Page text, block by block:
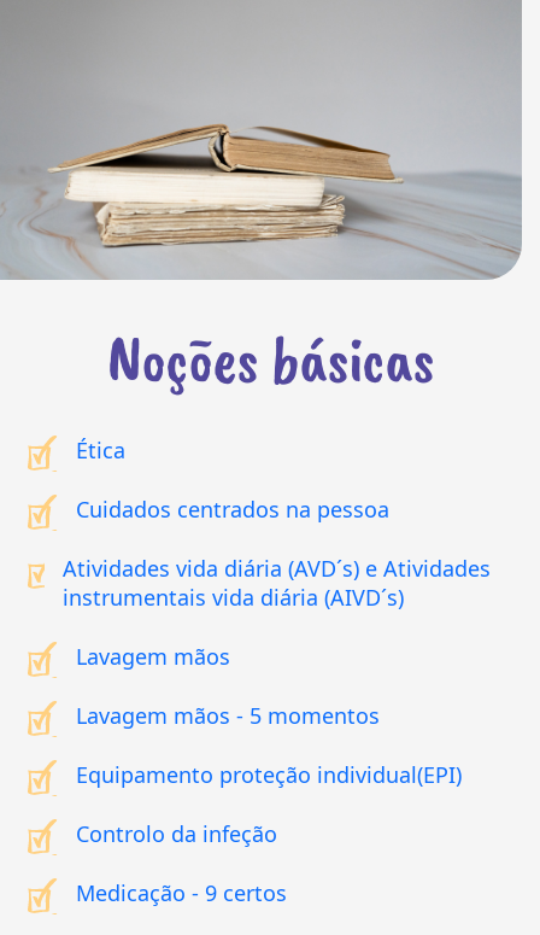
Noções básicas
Ética
Cuidados centrados na pessoa
Atividades vida diária (AVD´s) e Atividades
instrumentais vida diária (AIVD´s)
Lavagem mãos
Lavagem mãos - 5 momentos
Equipamento proteção individual(EPI)
Controlo da infeção
Medicação - 9 certos